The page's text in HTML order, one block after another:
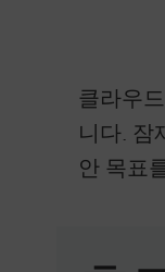
클라우
니다. 잠
안 목표